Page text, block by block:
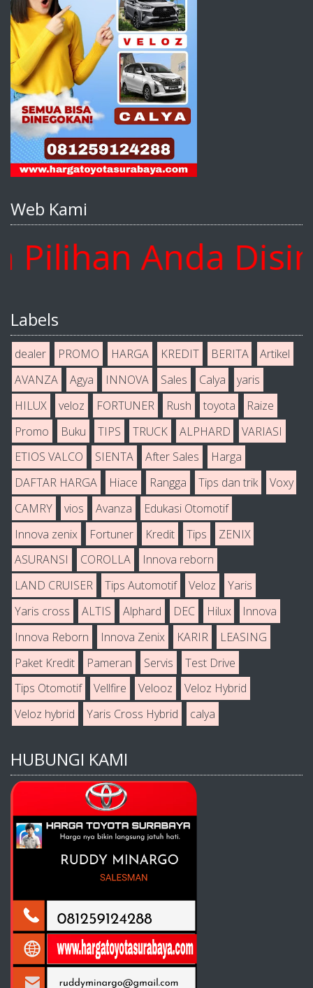
Web Kami
Anda Disini
Labels
dealer PROMO HARGA KREDIT BERITA
Artikel
AVANZA
Agya INNOVA Sales Calya
yaris
HILUX
veloz FORTUNER Rush toyota
Raize
Promo
Buku TIPS TRUCK ALPHARD
VARIASI
ETIOS VALCO
SIENTA After Sales
Harga
DAFTAR HARGA
Hiace Rangga Tips dan trik
Voxy
CAMRY
vios Avanza
Edukasi Otomotif
Innova zenix
Fortuner Kredit Tips
ZENIX
ASURANSI
COROLLA
Innova reborn
LAND CRUISER
Tips Automotif Veloz
Yaris
Yaris cross
ALTIS Alphard DEC Hilux
Innova
Innova Reborn
Innova Zenix KARIR
LEASING
Paket Kredit
Pameran Servis
Test Drive
Tips Otomotif
Vellfire Velooz
Veloz Hybrid
Veloz hybrid
Yaris Cross Hybrid calya
HUBUNGI KAMI